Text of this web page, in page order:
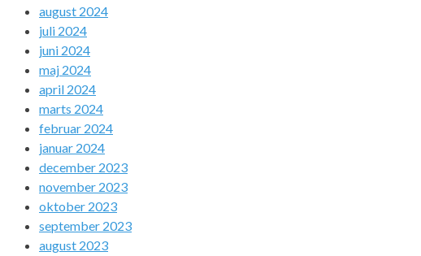
august 2024
juli 2024
juni 2024
maj 2024
april 2024
marts 2024
februar 2024
januar 2024
december 2023
november 2023
oktober 2023
september 2023
august 2023